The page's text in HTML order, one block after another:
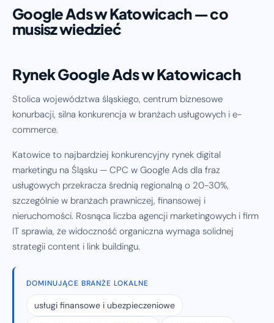
Google Ads w Katowicach — co
musisz wiedzieć
Rynek Google Ads w Katowicach
Stolica województwa śląskiego, centrum biznesowe
konurbacji, silna konkurencja w branżach usługowych i e-
commerce.
Katowice to najbardziej konkurencyjny rynek digital
marketingu na Śląsku — CPC w Google Ads dla fraz
usługowych przekracza średnią regionalną o 20-30%,
szczególnie w branżach prawniczej, finansowej i
nieruchomości. Rosnąca liczba agencji marketingowych i firm
IT sprawia, że widoczność organiczna wymaga solidnej
strategii content i link buildingu.
DOMINUJĄCE BRANŻE LOKALNE
usługi finansowe i ubezpieczeniowe